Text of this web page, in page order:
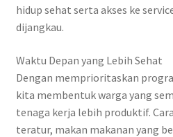
hidup sehat serta akses ke
dijangkau.
Waktu Depan yang Lebih Sehat
Dengan memprioritaskan
kita membentuk warga yang
tenaga kerja lebih produktif.
teratur, makan makanan yang